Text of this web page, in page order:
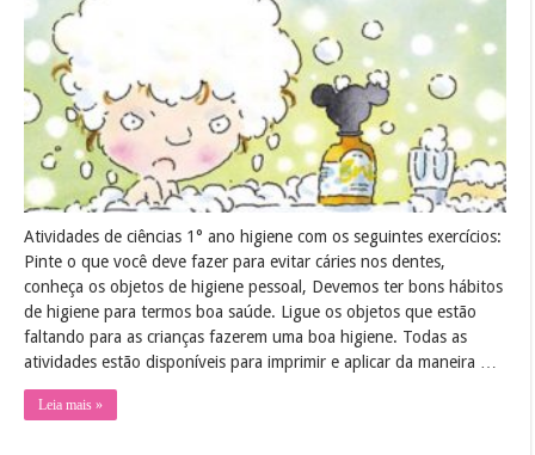
higiene
Atividades de ciências 1° ano higiene com os seguintes exercícios:
Pinte o que você deve fazer para evitar cáries nos dentes,
conheça os objetos de higiene pessoal, Devemos ter bons hábitos
de higiene para termos boa saúde. Ligue os objetos que estão
faltando para as crianças fazerem uma boa higiene. Todas as
atividades estão disponíveis para imprimir e aplicar da maneira …
Leia mais »